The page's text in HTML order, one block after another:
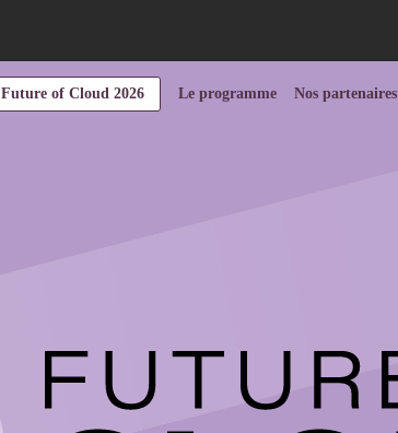
Future of Cloud 2026 Le programme Nos partenaires